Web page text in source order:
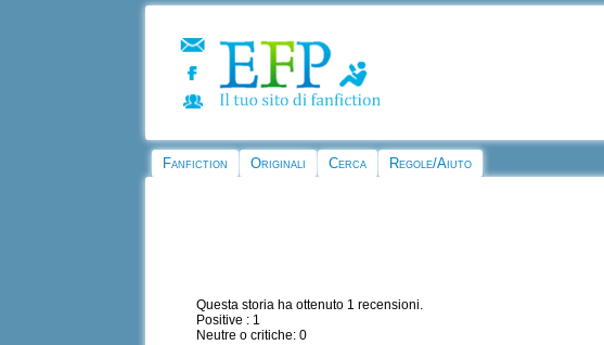
Fanfiction Originali Cerca Regole/Aiuto
Questa storia ha ottenuto 1 recensioni.
Positive : 1
Neutre o critiche: 0